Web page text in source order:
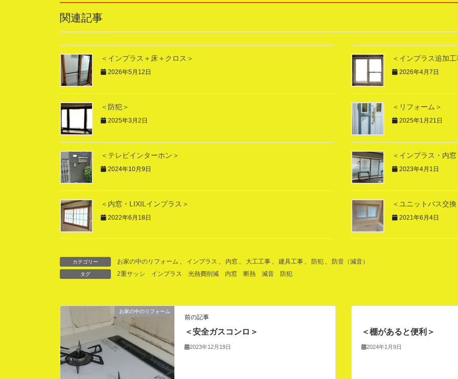
関連記事
＜インプラス＋床＋クロス＞
2026年5月12日
＜インプラス追加
2026年4月7日
＜防犯＞
2025年3月2日
＜リフォーム＞
2025年1月21日
＜テレビインターホン＞
2024年10月9日
＜インプラス・内
2023年4月1日
＜内窓・LIXILインプラス＞
2022年6月18日
＜ユニットバス交
2021年6月4日
カテゴリー お家の中のリフォーム 、 インプラス 、 内窓 、 大工工事 、 建具工事 、 防犯 、 防音（減音）
タグ 2重サッシ インプラス 光熱費削減 内窓 断熱 減音 防犯
お家の中のリフォーム
前の記事
＜安全ガスコンロ＞
2023年12月19日
＜棚があると便利＞
2024年1月9日